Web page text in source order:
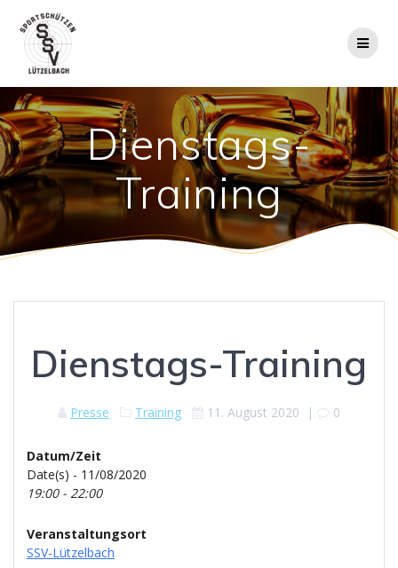
Dienstags-
Training
Dienstags-Training
Presse Training 11. August 2020 | 0
Datum/Zeit
Date(s) - 11/08/2020
19:00 - 22:00
Veranstaltungsort
SSV-Lützelbach